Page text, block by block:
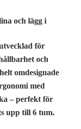
och lägg i
för
och
omdesignade
med
– perfekt för
upp till 6 tum.